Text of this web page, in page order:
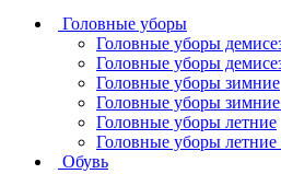
Головные уборы
Головные уборы
Головные уборы
Головные уборы зимние
Головные уборы
Головные уборы летние
Головные уборы
Обувь